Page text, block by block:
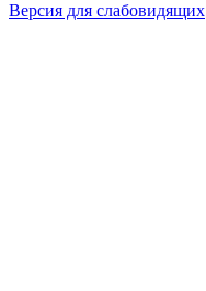
Версия для слабовидящих